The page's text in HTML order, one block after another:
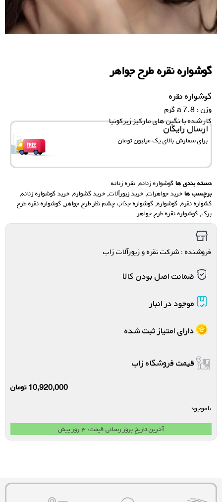
گوشواره نقره طرح جواهر
گوشواره نقره
وزن : 7.8 a گرم
کار شده با نگین های مارکیز زیرکونیا
ارسال رایگان
برای سفارش‌ بالای یک میلیون تومان
دسته بندی ها گوشواره زنانه, نقره زنانه
برچسب ها خرید جواهرات, خرید زیورآلات, خرید گشواره, خرید گوشواره زنانه,
گشواره نقره, گوشواره, گوشواره جذاب چشم نظر طرح جواهر, گوشواره نقره طرح
برگ, گوشواره نقره طرح جواهر
فروشنده : شرکت نقره و زیورآلات زاب
ضمانت اصل بودن کالا
موجود در انبار
دارای امتیاز ثبت شده
قیمت فروشگاه زاب
10,920,000تومان
ناموجود
آخرین تاریخ بروز رسانی قیمت: ۳ روز پیش